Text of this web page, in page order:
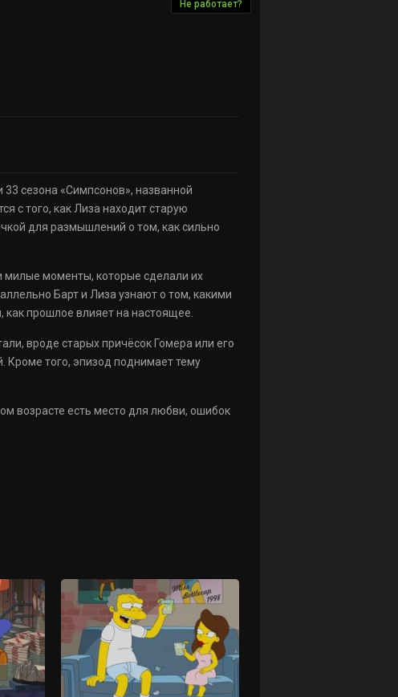
Не работает?
сезона «Симпсонов», названной
с того, как Лиза находит старую
для размышлений о том, как сильно
милые моменты, которые сделали их
Барт и Лиза узнают о том, какими
как прошлое влияет на настоящее.
вроде старых причёсок Гомера или его
Кроме того, эпизод поднимает тему
возрасте есть место для любви, ошибок